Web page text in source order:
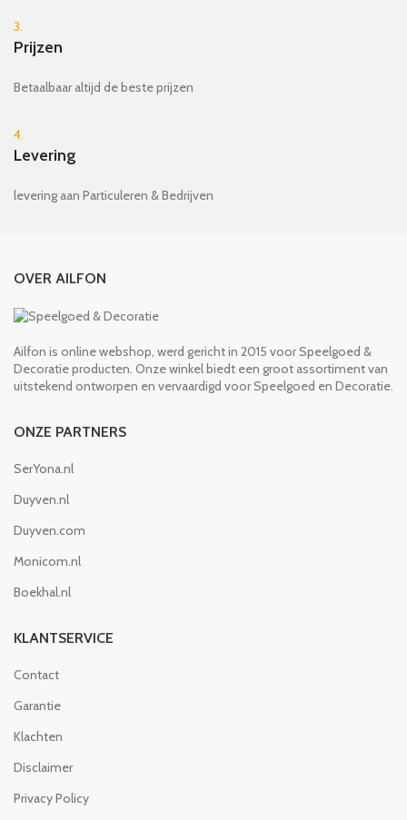
3.
Prijzen
Betaalbaar altijd de beste prijzen
4.
Levering
levering aan Particuleren & Bedrijven
OVER AILFON
Ailfon is online webshop, werd gericht in 2015 voor Speelgoed &
Decoratie producten. Onze winkel biedt een groot assortiment van
uitstekend ontworpen en vervaardigd voor Speelgoed en Decoratie.
ONZE PARTNERS
SerYona.nl
Duyven.nl
Duyven.com
Monicom.nl
Boekhal.nl
KLANTSERVICE
Contact
Garantie
Klachten
Disclaimer
Privacy Policy